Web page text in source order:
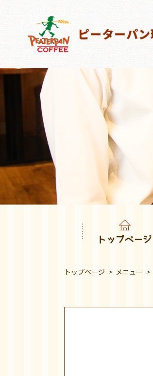
トップページ
トップページ メニュー